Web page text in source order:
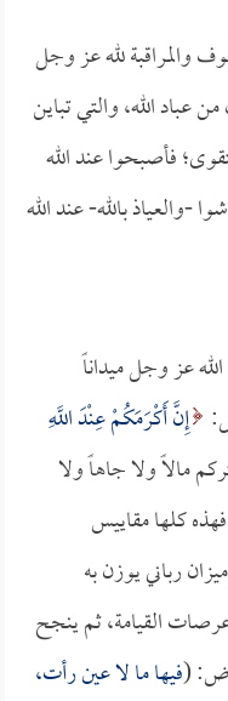
والمراقبة لله عز وجل
عباد الله، والتي تباين
فأصبحوا عند الله
-والعياذ بالله- عند الله
عز وجل ميداناً
إِنَّ أَكْرَمَكُمْ عِنْدَ اللَّهِ
أكثركم مالاً ولا جاهاً ولا
كلها مقاييس
رباني يوزن به
عرصات القيامة، ثم ينجح
(فيها ما لا عين رأت،